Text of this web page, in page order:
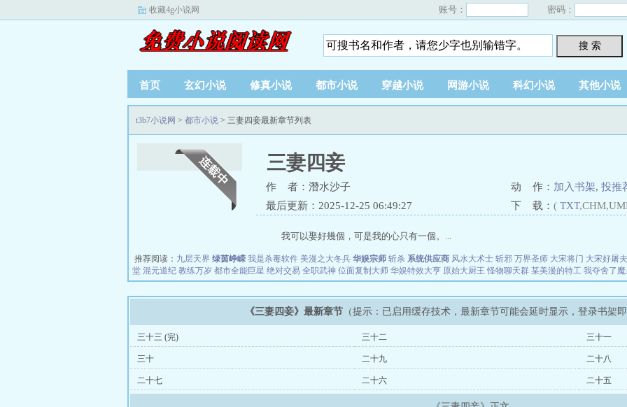
收藏4g小说网 账号： 密码：
搜 索
首页 玄幻小说 修真小说 都市小说 穿越小说 网游小说 科幻小说 其他小说
t3b7小说网 > 都市小说 > 三妻四妾最新章节列表
三妻四妾
作 者：潛水沙子 动 作： 加入书架, 投推
最后更新：2025-12-25 06:49:27
下 载： ( TXT
我可以娶好幾個，可是我的心只有一個。...
推荐阅读： 九层天界 绿茵峥嵘 我是杀毒软件 美漫之大冬兵 华娱宗师 斩杀 系统供应商 风水大术士 斩邪 万界圣师 大宋将门 大宋好屠夫
堂 混元道纪 教练万岁 都市全能巨星 绝对交易 全职武神 位面复制大师 华娱特效大亨 原始大厨王 怪物聊天群 某美漫的特工 我夺舍了
《三妻四妾》最新章节 （提示：已启用缓存技术，最新章节可能会延时显示，登录书架
三十三 (完) 三十二 三十一
三十 二十九 二十八
二十七 二十六 二十五